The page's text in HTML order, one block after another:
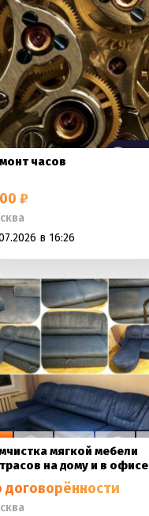
часов
₽
в 16:26
мягкой мебели
на дому и в офисе
договорённости